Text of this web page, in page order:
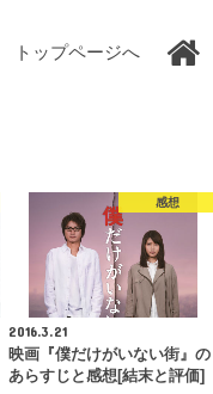
トップページへ
感想
2016.3.21
映画『僕だけがいない街』の
あらすじと感想[結末と評価]